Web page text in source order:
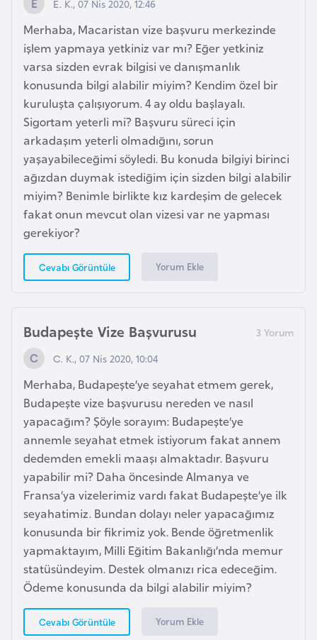
E. K., 07 Nis 2020, 12:46
Merhaba, Macaristan vize başvuru merkezinde
işlem yapmaya yetkiniz var mı? Eğer yetkiniz
varsa sizden evrak bilgisi ve danışmanlık
konusunda bilgi alabilir miyim? Kendim özel bir
kuruluşta çalışıyorum. 4 ay oldu başlayalı.
Sigortam yeterli mi? Başvuru süreci için
arkadaşım yeterli olmadığını, sorun
yaşayabileceğimi söyledi. Bu konuda bilgiyi birinci
ağızdan duymak istediğim için sizden bilgi alabilir
miyim? Benimle birlikte kız kardeşim de gelecek
fakat onun mevcut olan vizesi var ne yapması
gerekiyor?
Cevabı Görüntüle Yorum Ekle
Budapeşte Vize Başvurusu
C. K., 07 Nis 2020, 10:04
Merhaba, Budapeşte’ye seyahat etmem gerek,
Budapeşte vize başvurusu nereden ve nasıl
yapacağım? Şöyle sorayım: Budapeşte’ye
annemle seyahat etmek istiyorum fakat annem
dedemden emekli maaşı almaktadır. Başvuru
yapabilir mi? Daha öncesinde Almanya ve
Fransa’ya vizelerimiz vardı fakat Budapeşte’ye ilk
seyahatimiz. Bundan dolayı neler yapacağımız
konusunda bir fikrimiz yok. Bende öğretmenlik
yapmaktayım, Milli Eğitim Bakanlığı’nda memur
statüsündeyim. Destek olmanızı rica edeceğim.
Ödeme konusunda da bilgi alabilir miyim?
Cevabı Görüntüle Yorum Ekle
i
b
u
i
Ç
i
n
D
a
n
i
a
r
k
a
D
e
m
o
k
r
a
t
i
k
K
o
n